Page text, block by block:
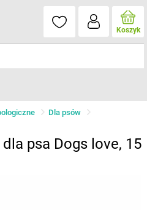
Koszyk
Dla psów
psa Dogs love, 15